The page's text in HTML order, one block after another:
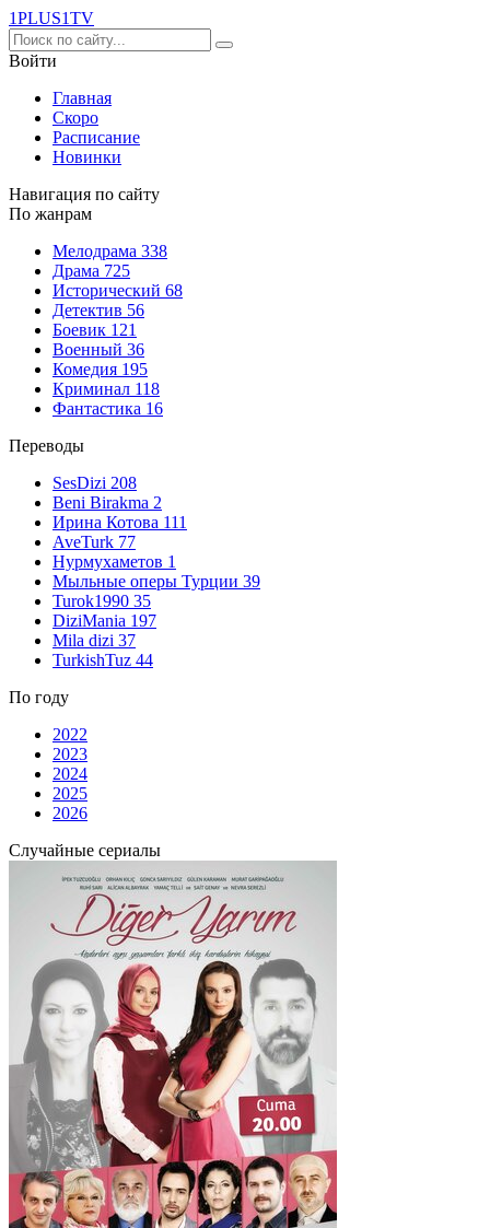
1PLUS1TV
Войти
Главная
Скоро
Расписание
Новинки
Навигация по сайту
По жанрам
Мелодрама 338
Драма 725
Исторический 68
Детектив 56
Боевик 121
Военный 36
Комедия 195
Криминал 118
Фантастика 16
Переводы
SesDizi 208
Beni Birakma 2
Ирина Котова 111
AveTurk 77
Нурмухаметов 1
Мыльные оперы Турции 39
Turok1990 35
DiziMania 197
Mila dizi 37
TurkishTuz 44
По году
2022
2023
2024
2025
2026
Случайные сериалы